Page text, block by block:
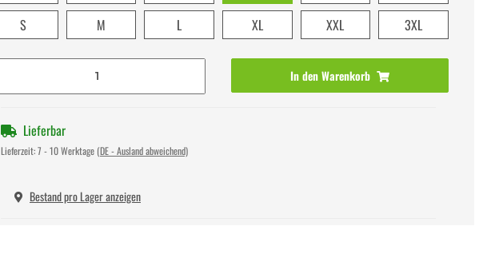
S
M L XL XXL 3XL
In den Warenkorb
Lieferbar
Lieferzeit:7 - 10 Werktage (DE - Ausland abweichend)
Bestand pro Lager anzeigen